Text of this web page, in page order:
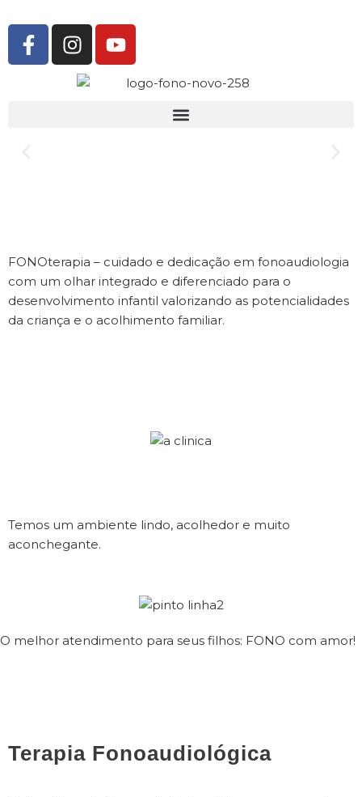
FONOterapia – cuidado e dedicação em fonoaudiologia
com um olhar integrado e diferenciado para o
desenvolvimento infantil valorizando as potencialidades
da criança e o acolhimento familiar.
Temos um ambiente lindo, acolhedor e muito
aconchegante.
O melhor atendimento para seus filhos: FONO com amor!
Terapia Fonoaudiológica